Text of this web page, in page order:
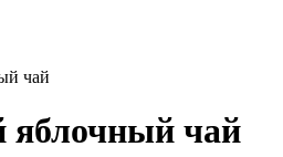
чай
чай